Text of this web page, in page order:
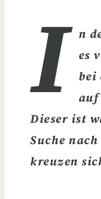
I
n
es
bei
Dieser ist
Suche
kreuzen